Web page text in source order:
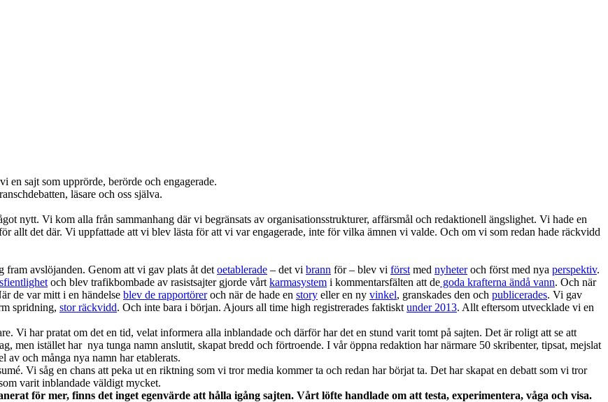
vi en sajt som upprörde, berörde och engagerade.
läsare och oss själva.
nytt. Vi kom alla från sammanhang där vi begränsats av organisationsstrukturer, affärsmål och redaktionell ängslighet. Vi hade en
allt det där. Vi uppfattade att vi blev lästa för att vi var engagerade, inte för vilka ämnen vi valde. Och om vi som redan hade räckvidd
avslöjanden. Genom att vi gav plats åt det oetablerade – det vi brann för – blev vi först med nyheteroch först med nya perspektiv.
och blev trafikbombade av rasistsajter gjorde vårt karmasystem i kommentarsfälten att de goda krafterna ändå vann. Och när
de var mitt i en händelse blev de rapportöreroch när de hade en story eller en ny vinkel, granskades den och publicerades. Vi gav
spridning, stor räckvidd. Och inte bara i början. Ajours all time high registrerades faktiskt under 2013. Allt eftersom utvecklade vi en
Vi har pratat om det en tid, velat informera alla inblandade och därför har det en stund varit tomt på sajten. Det är roligt att se att
men istället har nya tunga namn anslutit, skapat bredd och förtroende. I vår öppna redaktion har närmare 50 skribenter, tipsat, mejslat
av och många nya namn har etablerats.
Vi såg en chans att peka ut en riktning som vi tror media kommer ta och redan har börjat ta. Det har skapat en debatt som vi tror
varit inblandade väldigt mycket.
för mer, finns det inget egenvärde att hålla igång sajten. Vårt löfte handlade om att testa, experimentera, våga och visa.